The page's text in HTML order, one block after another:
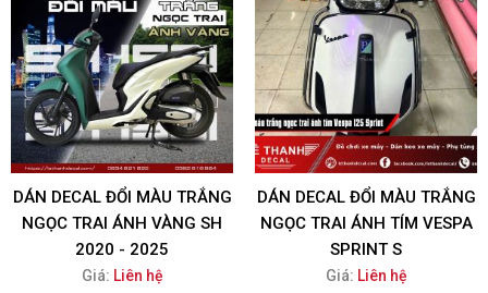
DÁN DECAL ĐỔI MÀU TRẮNG
NGỌC TRAI ÁNH VÀNG SH
2020 - 2025
Giá: Liên hệ
DÁN DECAL ĐỔI MÀU TRẮNG
NGỌC TRAI ÁNH TÍM VESPA
SPRINT S
Giá: Liên hệ